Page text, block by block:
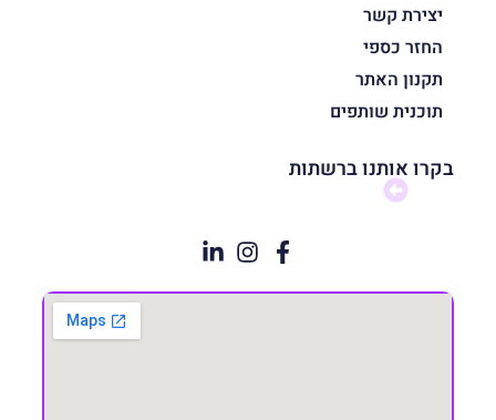
יצירת קשר
החזר כספי
תקנון האתר
תוכנית שותפים
בקרו אותנו ברשתות